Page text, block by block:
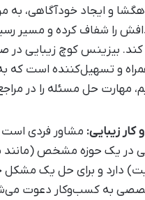
و ایجاد خودآگاهی، به
را شفاف کرده و مسیر
کند. بیزینس کوچ زیبایی در
و تسهیل‌کننده است که به
مهارت حل مسئله را در
زیبایی: مشاور فردی
یک حوزه مشخص (مانند
دارد و برای حل یک مشکل
به کسب‌وکار دعوت